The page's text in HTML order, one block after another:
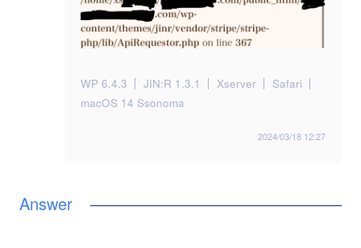
WP 6.4.3 JIN:R 1.3.1 Xserver
Safari
macOS 14 Ssonoma
2024/03/18 12:27